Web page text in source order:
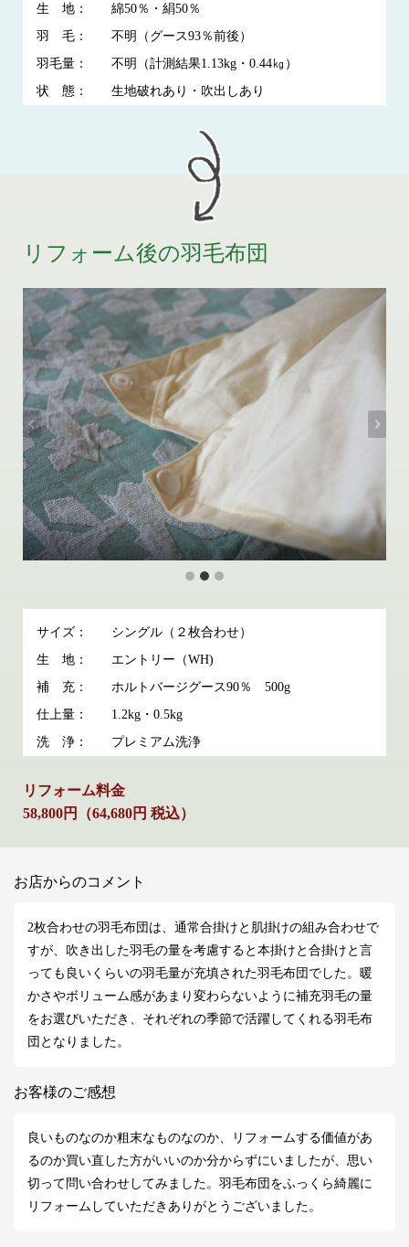
生 地：
綿50％・絹50％
羽 毛：
不明（グース93％前後）
羽毛量：
不明（計測結果1.13kg・0.44㎏）
状 態：
生地破れあり・吹出しあり
リフォーム後の羽毛布団
サイズ：
シングル（２枚合わせ）
生 地：
エントリー（WH)
補 充：
ホルトバージグース90％ 500g
仕上量：
1.2kg・0.5kg
洗 浄：
プレミアム洗浄
リフォーム料金
58,800円（64,680円 税込）
お店からのコメント
2枚合わせの羽毛布団は、通常合掛けと肌掛けの組み合わせで
すが、吹き出した羽毛の量を考慮すると本掛けと合掛けと言
っても良いくらいの羽毛量が充填された羽毛布団でした。暖
かさやボリューム感があまり変わらないように補充羽毛の量
をお選びいただき、それぞれの季節で活躍してくれる羽毛布
団となりました。
お客様のご感想
良いものなのか粗末なものなのか、リフォームする価値があ
るのか買い直した方がいいのか分からずにいましたが、思い
切って問い合わせしてみました。羽毛布団をふっくら綺麗に
リフォームしていただきありがとうございました。